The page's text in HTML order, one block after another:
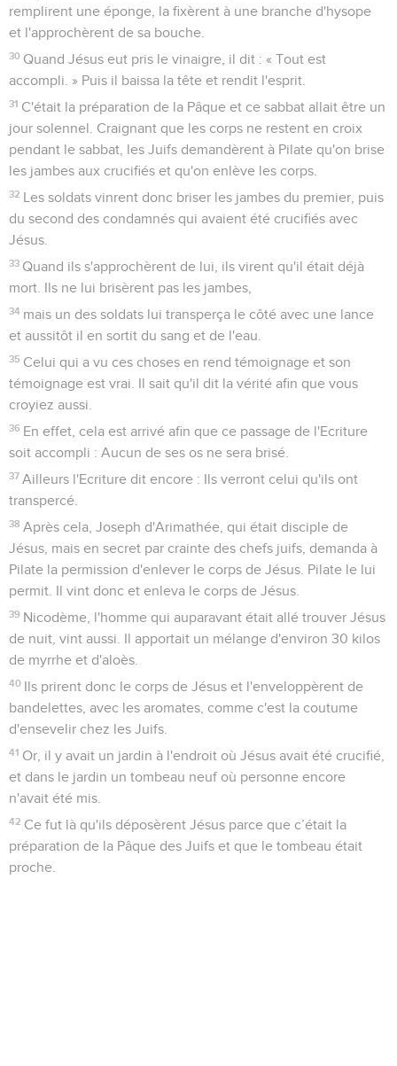
remplirent une éponge, la fixèrent à une branche d'hysope
et l'approchèrent de sa bouche.
30 Quand Jésus eut pris le vinaigre, il dit : « Tout est
accompli. » Puis il baissa la tête et rendit l'esprit.
31 C'était la préparation de la Pâque et ce sabbat allait être un
jour solennel. Craignant que les corps ne restent en croix
pendant le sabbat, les Juifs demandèrent à Pilate qu'on brise
les jambes aux crucifiés et qu'on enlève les corps.
32 Les soldats vinrent donc briser les jambes du premier, puis
du second des condamnés qui avaient été crucifiés avec
Jésus.
33 Quand ils s'approchèrent de lui, ils virent qu'il était déjà
mort. Ils ne lui brisèrent pas les jambes,
34 mais un des soldats lui transperça le côté avec une lance
et aussitôt il en sortit du sang et de l'eau.
35 Celui qui a vu ces choses en rend témoignage et son
témoignage est vrai. Il sait qu'il dit la vérité afin que vous
croyiez aussi.
36 En effet, cela est arrivé afin que ce passage de l'Ecriture
soit accompli : Aucun de ses os ne sera brisé.
37 Ailleurs l'Ecriture dit encore : Ils verront celui qu'ils ont
transpercé.
38 Après cela, Joseph d'Arimathée, qui était disciple de
Jésus, mais en secret par crainte des chefs juifs, demanda à
Pilate la permission d'enlever le corps de Jésus. Pilate le lui
permit. Il vint donc et enleva le corps de Jésus.
39 Nicodème, l'homme qui auparavant était allé trouver Jésus
de nuit, vint aussi. Il apportait un mélange d'environ 30 kilos
de myrrhe et d'aloès.
40 Ils prirent donc le corps de Jésus et l'enveloppèrent de
bandelettes, avec les aromates, comme c'est la coutume
d'ensevelir chez les Juifs.
41 Or, il y avait un jardin à l'endroit où Jésus avait été crucifié,
et dans le jardin un tombeau neuf où personne encore
n'avait été mis.
42 Ce fut là qu'ils déposèrent Jésus parce que c’était la
préparation de la Pâque des Juifs et que le tombeau était
proche.